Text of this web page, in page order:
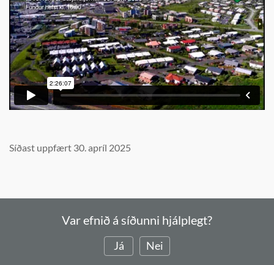
Síðast uppfært 30. apríl 2025
Var efnið á síðunni hjálplegt?
Já Nei